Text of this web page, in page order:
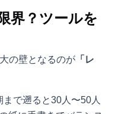
界？ツールを
の壁となるのが 「レ
で遡ると30人〜50人